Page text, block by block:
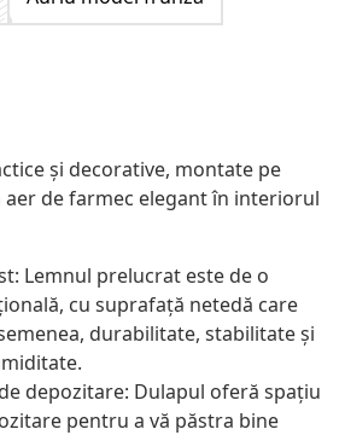
și decorative, montate pe
de farmec elegant în interiorul
Lemnul prelucrat este de o
cu suprafață netedă care
durabilitate, stabilitate și
depozitare: Dulapul oferă spațiu
pentru a vă păstra bine